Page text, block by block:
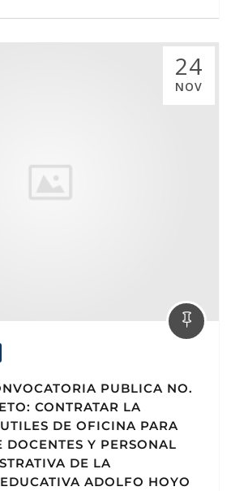
24
NOV
PUBLICA NO.
CONTRATAR LA
DE OFICINA PARA
DOCENTES Y PERSONAL
DE LA
ADOLFO HOYO